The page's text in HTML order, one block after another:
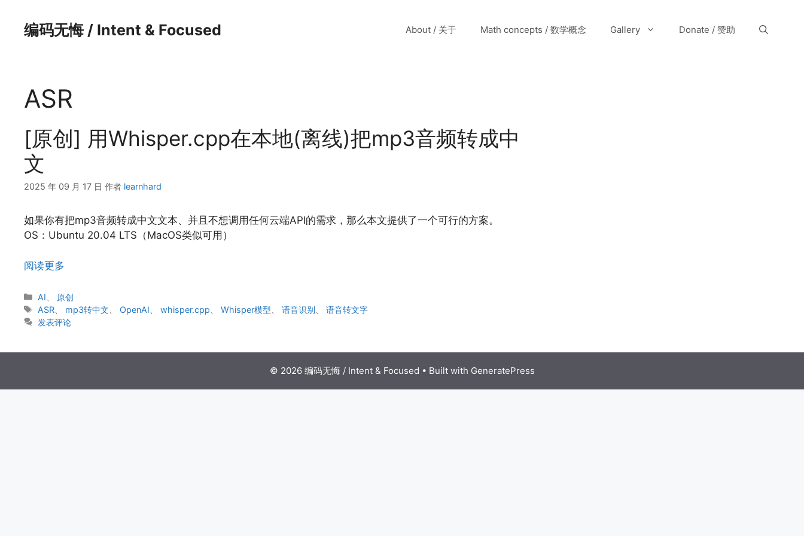
编码无悔 / Intent & Focused About / 关于 Math concepts / 数学概念 Gallery Donate / 赞助
ASR
[原创] 用Whisper.cpp在本地(离线)把mp3音频转成中
文
2025 年 09 月 17 日 作者 learnhard
如果你有把mp3音频转成中文文本、并且不想调用任何云端API的需求，那么本文提供了一个可行的方案。
OS：Ubuntu 20.04 LTS（MacOS类似可用）
阅读更多
分
类
AI
原创
标
签
ASR mp3转中文 OpenAI 、whisper.cpp 、Whisper模型 、语音识别 、语音转文字
发表评论
© 2026 编码无悔 / Intent & Focused • Built with GeneratePress